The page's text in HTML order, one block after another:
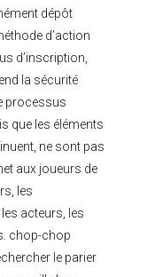
dépôt
d’action
d’inscription,
la sécurité
processus
que les éléments
ne sont pas
aux joueurs de
les
acteurs, les
chop-chop
le parier